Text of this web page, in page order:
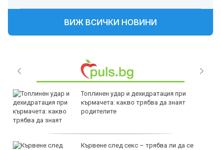
ВИЖ ВСИЧКИ НОВИНИ
Топлинен удар и дехидратация при
кърмачета: какво трябва да знаят
родителите
Кървене след секс – трябва ли да се